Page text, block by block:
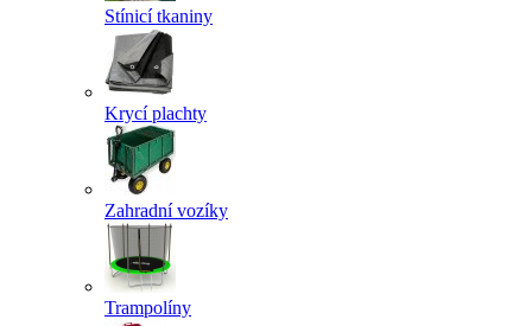
Stínicí tkaniny
Krycí plachty
Zahradní vozíky
Trampolíny